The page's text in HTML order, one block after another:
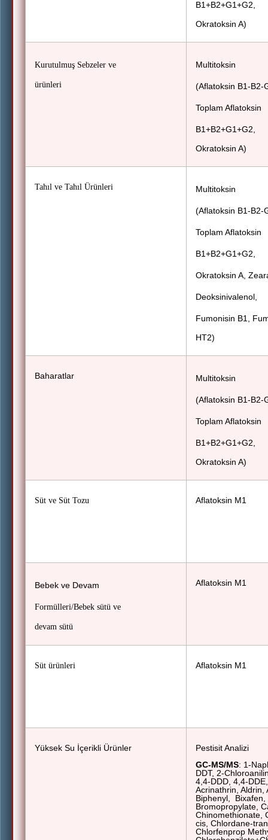
B1+B2+G1+G2,
Okratoksin A)
Kurutulmuş Sebzeler ve
ürünleri
Multitoksin
(Aflatoksin B1-B2-
Toplam Aflatoksin
B1+B2+G1+G2,
Okratoksin A)
Tahıl ve Tahıl Ürünleri Multitoksin
(Aflatoksin B1-B2-
Toplam Aflatoksin
B1+B2+G1+G2,
Okratoksin A,
Deoksinivalenol,
Fumonisin B1,
HT2)
Baharatlar Multitoksin
(Aflatoksin B1-B2-
Toplam Aflatoksin
B1+B2+G1+G2,
Okratoksin A)
Süt ve Süt Tozu Aflatoksin M1
Bebek ve Devam
Formülleri/Bebek sütü ve
devam sütü
Aflatoksin M1
Süt ürünleri Aflatoksin M1
Yüksek Su İçerikli Ürünler
Pestisit Analizi
GC-MS/MS: 1-
DDT, 2-
4,4-DDD, 4,4-
Acrinathrin, Aldrin,
Biphenyl,
Bromopropylate,
Chinomethionate,
cis, Chlordane-
Chlorfenprop